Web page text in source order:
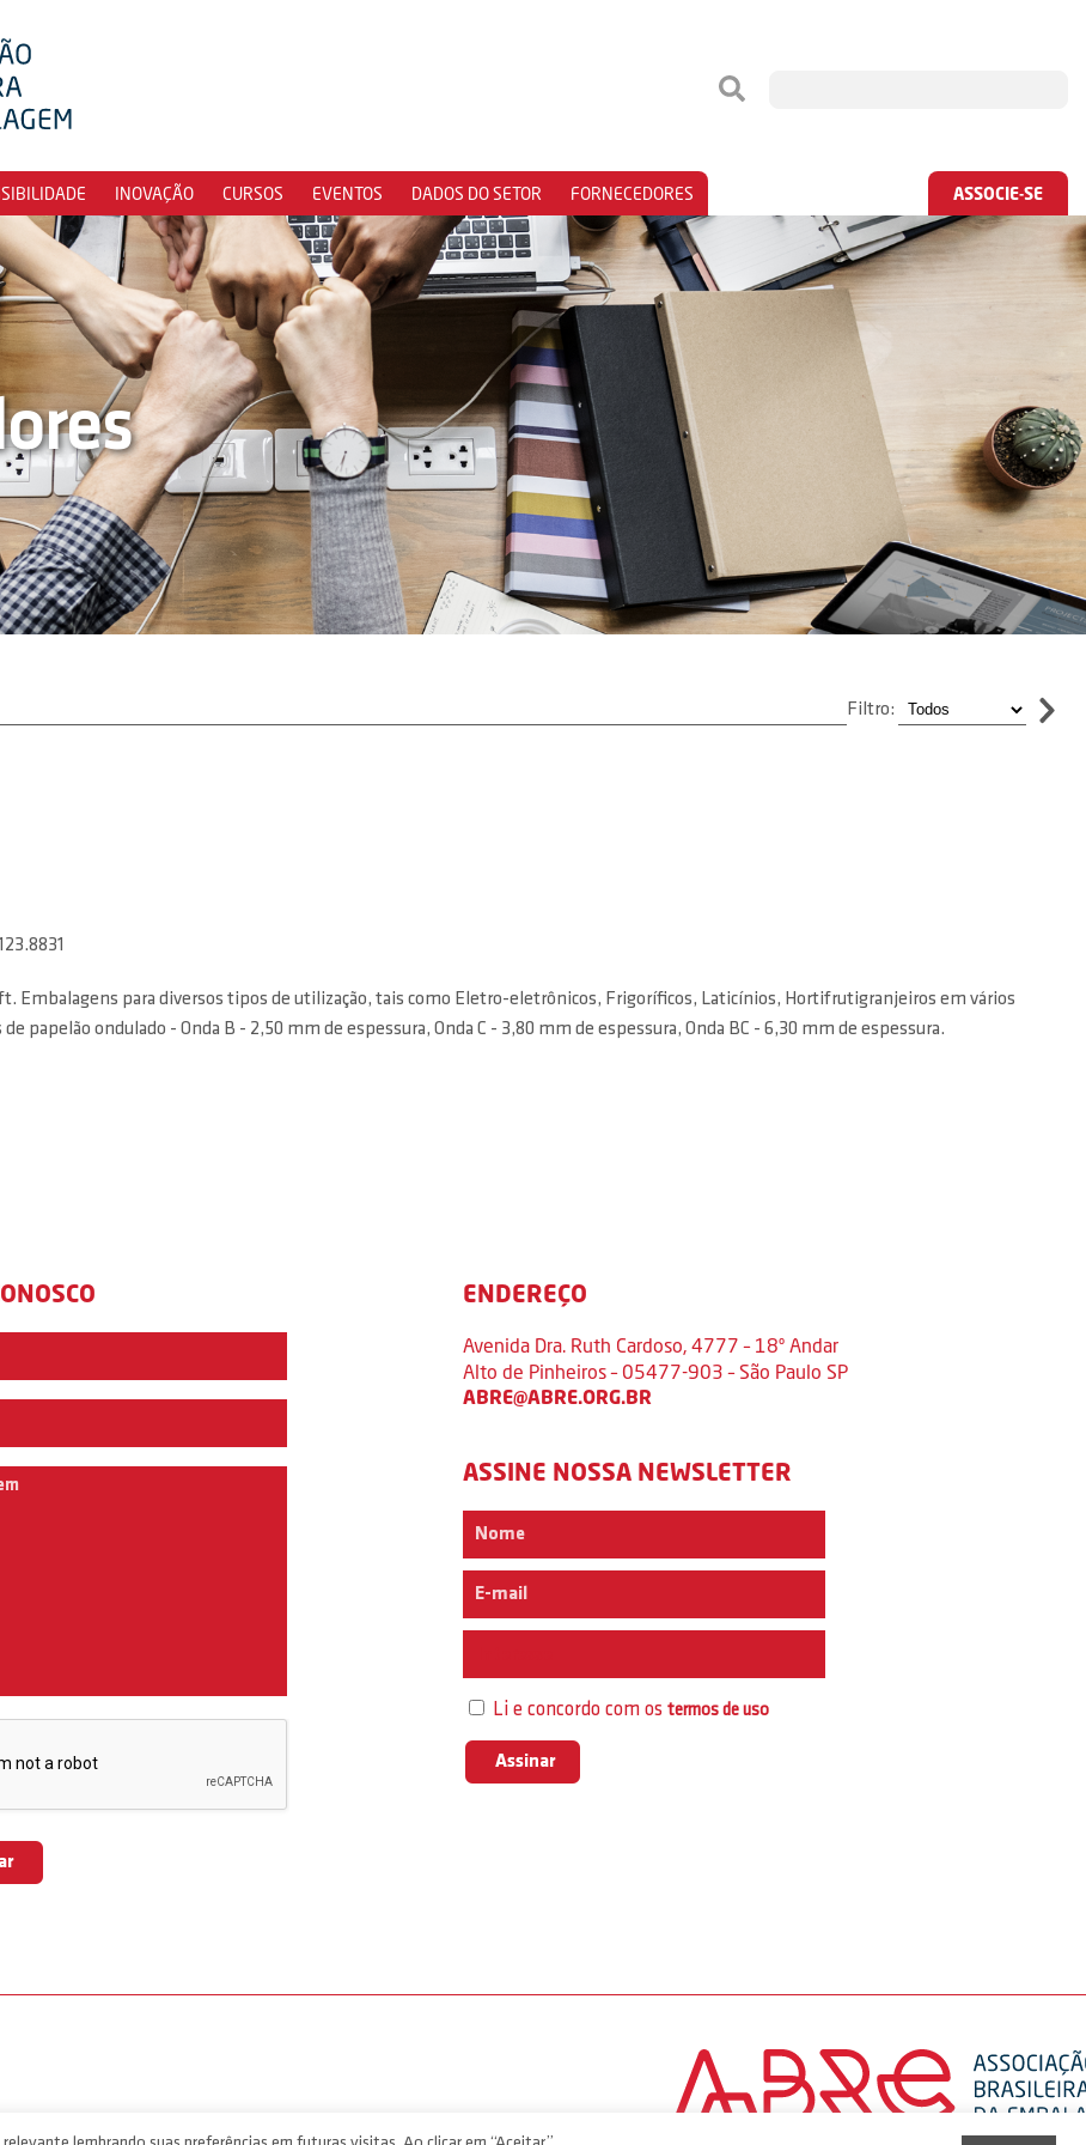
INOVAÇÃO CURSOS EVENTOS DADOS DO SETOR FORNECEDORES ASSOCIE-SE
Filtro:
Embalagens para diversos tipos de utilização, tais como Eletro-eletrônicos, Frigoríficos, Laticínios, Hortifrutigranjeiros em vários
papelão ondulado - Onda B - 2,50 mm de espessura, Onda C - 3,80 mm de espessura, Onda BC - 6,30 mm de espessura.
ENDEREÇO
Avenida Dra. Ruth Cardoso, 4777 – 18º Andar
Alto de Pinheiros – 05477-903 – São Paulo SP
ABRE@ABRE.ORG.BR
ASSINE NOSSA NEWSLETTER
Li e concordo com ostermos de uso